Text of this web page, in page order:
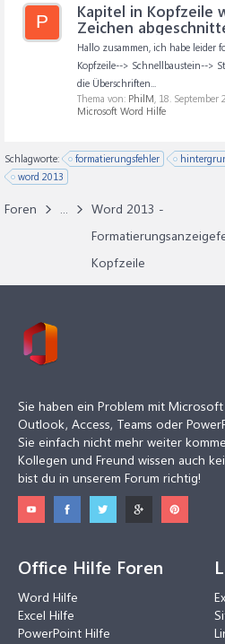
P
Kapitel in Kopfzeile
Zeichen
Hallo zusammen, ich habe leider
Kopfzeile--> Schnellbaustein-->
die Überschriften...
Thema von: PhilM, 18. September
Microsoft Word Hilfe
Schlagworte: formatierungsfehler
word 2013
Foren ...
Word 2013 -
Kopfzeile
Sie haben ein Problem mit Microsoft
Outlook, Access, Teams oder
Sie einfach nicht mehr weiter
Kollegen und Freund wissen auch
bist du in unserem Forum richtig!
Office Hilfe Foren
Word Hilfe
Excel Hilfe
PowerPoint Hilfe